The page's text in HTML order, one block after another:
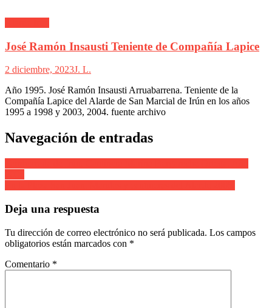
José Ramón Insausti Teniente de Compañía Lapice
2 diciembre, 2023J. L.
Año 1995. José Ramón Insausti Arruabarrena. Teniente de la
Compañía Lapice del Alarde de San Marcial de Irún en los años
1995 a 1998 y 2003, 2004. fuente archivo
Navegación de entradas
Deja una respuesta
Tu dirección de correo electrónico no será publicada. Los campos
obligatorios están marcados con *
Comentario *